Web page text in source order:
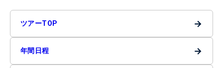
ツアーTOP →
年間日程 →